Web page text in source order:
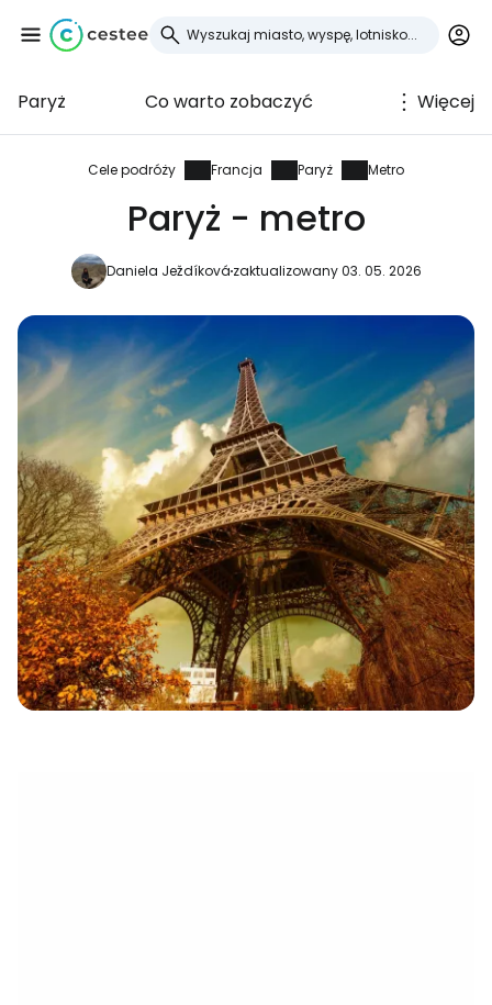
Paryż Co warto zobaczyć Więcej
Cele podróży Francja Paryż Metro
Paryż - metro
Daniela Ježdíkovázaktualizowany 03. 05. 2026
Zaloguj się do
Cestee
... światowej społeczności podróżniczej
Kontynuuj z Facebookiem
Kontynuuj z e-mailem